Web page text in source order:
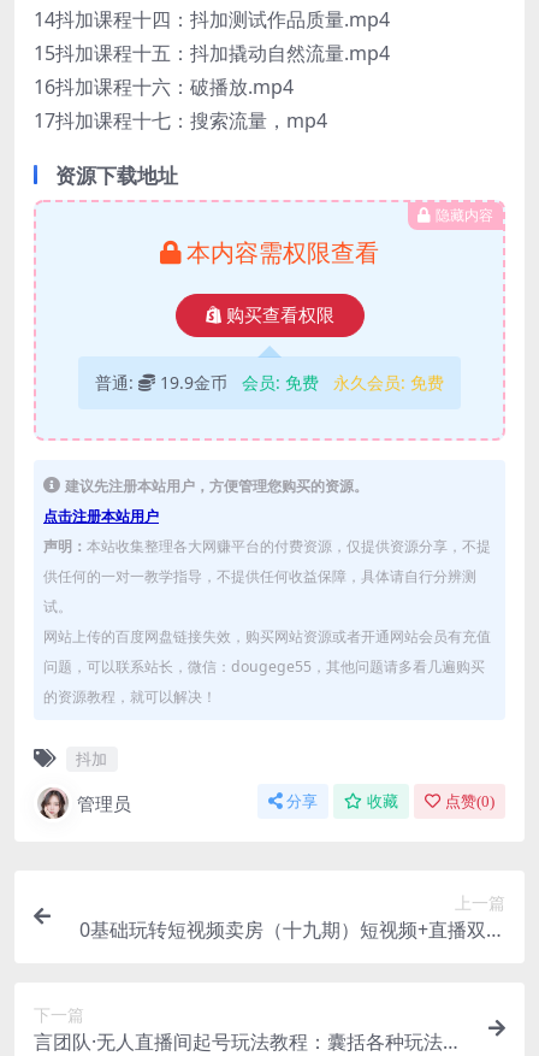
14抖加课程十四：抖加测试作品质量.mp4
15抖加课程十五：抖加撬动自然流量.mp4
16抖加课程十六：破播放.mp4
17抖加课程十七：搜索流量，mp4
资源下载地址
隐藏内容
本内容需权限查看
购买查看权限
普通: 19.9金币 会员: 免费 永久会员: 免费
建议先注册本站用户，方便管理您购买的资源。
点击注册本站用户
声明： 本站收集整理各大网赚平台的付费资源，仅提供资源分享，不提
供任何的一对一教学指导，不提供任何收益保障，具体请自行分辨测
试。
网站上传的百度网盘链接失效，购买网站资源或者开通网站会员有充值
问题，可以联系站长，微信：dougege55，其他问题请多看几遍购买
的资源教程，就可以解决！
抖加
管理员 分享 收藏 点赞(0)
上一篇
0基础玩转短视频卖房（十九期）短视频+直播双腿
下一篇
言团队·无人直播间起号玩法教程：囊括各种玩法，